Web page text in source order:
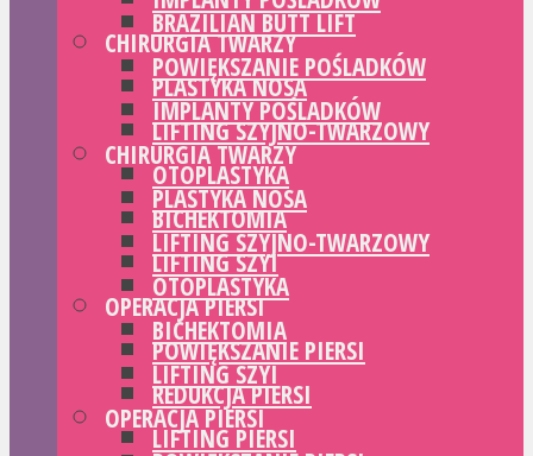
CHIRURGIA TWARZY
PLASTYKA NOSA
LIFTING SZYJNO-TWARZOWY
OTOPLASTYKA
BICHEKTOMIA
LIFTING SZYI
OPERACJA PIERSI
POWIĘKSZANIE PIERSI
REDUKCJA PIERSI
LIFTING PIERSI
BRAZILIAN BUTT LIFT
POWIĘKSZANIE POŚLADKÓW
IMPLANTY POŚLADKÓW
CHIRURGIA TWARZY
PLASTYKA NOSA
LIFTING SZYJNO-TWARZOWY
OTOPLASTYKA
BICHEKTOMIA
LIFTING SZYI
OPERACJA PIERSI